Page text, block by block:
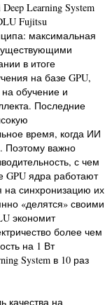
Learning System
Fujitsu
максимальная
в итоге
на базе GPU,
обучение и
Последние
время, когда ИИ
Поэтому важно
с чем
GPU ядра работают
на синхронизацию их
«делятся» своими
экономит
более чем
на 1 Вт
System в 10 раз
качества на